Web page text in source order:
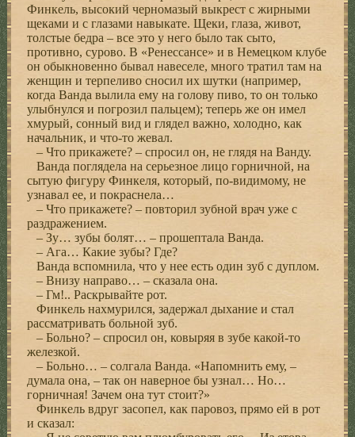
Финкель, высокий черномазый выкрест с жирными
щеками и с глазами навыкате. Щеки, глаза, живот,
толстые бедра – все это у него было так сыто,
противно, сурово. В «Ренессансе» и в Немецком клубе
он обыкновенно бывал навеселе, много тратил там на
женщин и терпеливо сносил их шутки (например,
когда Ванда вылила ему на голову пиво, то он только
улыбнулся и погрозил пальцем); теперь же он имел
хмурый, сонный вид и глядел важно, холодно, как
начальник, и что-то жевал.
– Что прикажете? – спросил он, не глядя на Ванду.
Ванда поглядела на серьезное лицо горничной, на
сытую фигуру Финкеля, который, по-видимому, не
узнавал ее, и покраснела…
– Что прикажете? – повторил зубной врач уже с
раздражением.
– Зу… зубы болят… – прошептала Ванда.
– Ага… Какие зубы? Где?
Ванда вспомнила, что у нее есть один зуб с дуплом.
– Внизу направо… – сказала она.
– Гм!.. Раскрывайте рот.
Финкель нахмурился, задержал дыхание и стал
рассматривать больной зуб.
– Больно? – спросил он, ковыряя в зубе какой-то
железкой.
– Больно… – солгала Ванда. «Напомнить ему, –
думала она, – так он наверное бы узнал… Но…
горничная! Зачем она тут стоит?»
Финкель вдруг засопел, как паровоз, прямо ей в рот
и сказал: